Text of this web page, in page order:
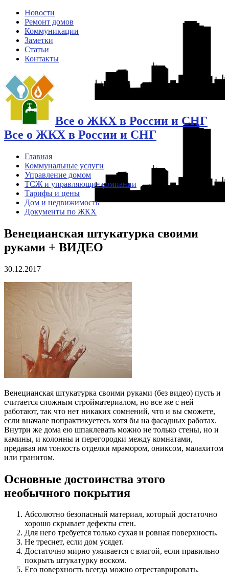
Новости
Ремонт домов
Коммуникации
Заметки
Статьи
Контакты
Все о ЖКХ в России и СНГ
Все о ЖКХ в России и СНГ
Главная
Коммунальные услуги
Управление домом
ТСЖ и управляющие компании
Тарифы и цены
Дом и недвижимость
Документы по ЖКХ
Венецианская штукатурка своими
руками + ВИДЕО
30.12.2017
Венецианская штукатурка своими руками (без видео) пусть и
считается сложным стройматериалом, но все же с ней
работают, так что нет никаких сомнений, что и вы сможете,
если вначале попрактикуетесь хотя бы на фасадных работах.
Внутри же дома ею шпаклевать можно не только стены, но и
камины, и колонны и перегородки между комнатами,
предавая им тонкость отделки мрамором, ониксом, малахитом
или гранитом.
Основные достоинства этого
необычного покрытия
Абсолютно безопасный материал, который достаточно
хорошо скрывает дефекты стен.
Для него требуется только сухая и ровная поверхность.
Не треснет, если дом усядет.
Достаточно мирно уживается с влагой, если правильно
покрыть штукатурку воском.
Его поверхность всегда можно отреставрировать.